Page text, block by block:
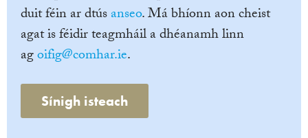
duit féin ar dtúsanseo. Má bhíonn aon cheist
agat is féidir teagmháil a dhéanamh linn
agoifig@comhar.ie.
Sínigh isteach